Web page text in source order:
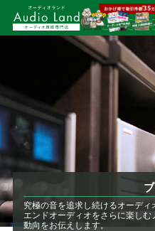
究極の音を追求し続けるオーディ
エンドオーディオをさらに楽し
動向をお伝えします。